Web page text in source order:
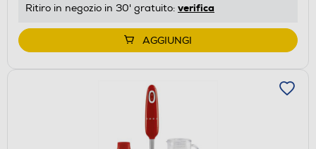
Ritiro in negozio in 30' gratuito: verifica
AGGIUNGI